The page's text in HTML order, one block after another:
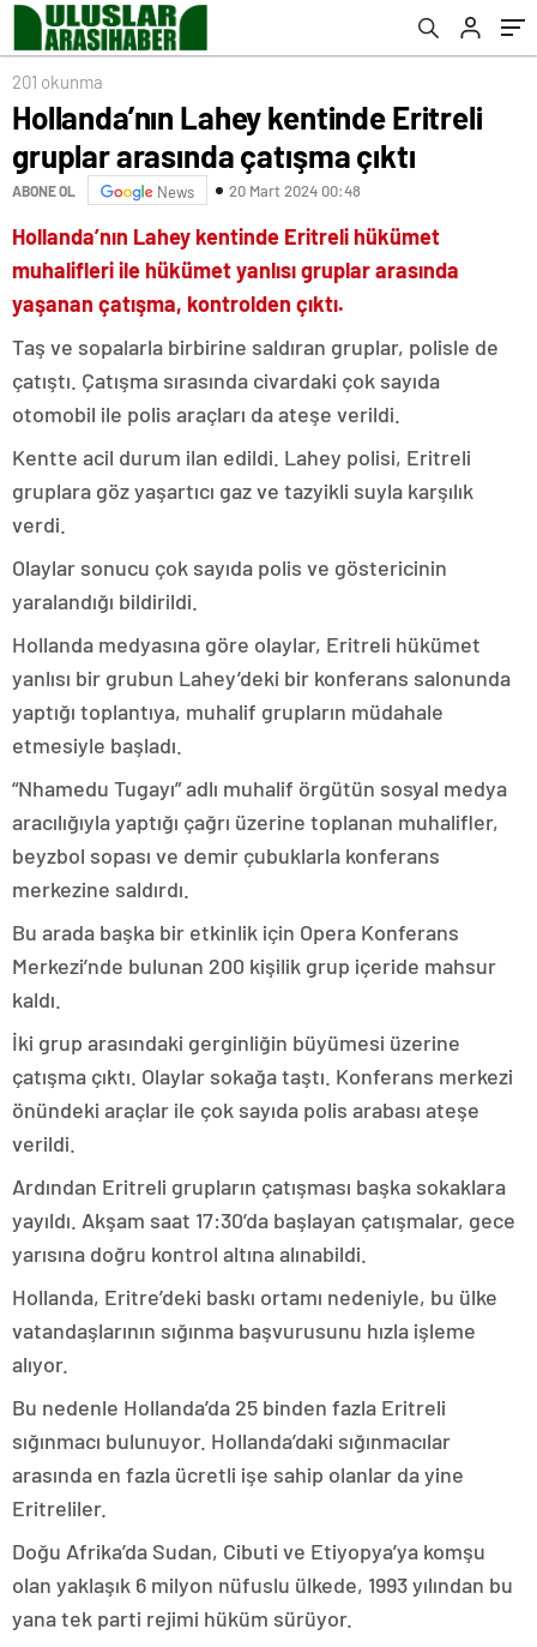
201 okunma
Hollanda’nın Lahey kentinde Eritreli
gruplar arasında çatışma çıktı
ABONE OL News 20 Mart 2024 00:48
Hollanda’nın Lahey kentinde Eritreli hükümet
muhalifleri ile hükümet yanlısı gruplar arasında
yaşanan çatışma, kontrolden çıktı.
Taş ve sopalarla birbirine saldıran gruplar, polisle de
çatıştı. Çatışma sırasında civardaki çok sayıda
otomobil ile polis araçları da ateşe verildi.
Kentte acil durum ilan edildi. Lahey polisi, Eritreli
gruplara göz yaşartıcı gaz ve tazyikli suyla karşılık
verdi.
Olaylar sonucu çok sayıda polis ve göstericinin
yaralandığı bildirildi.
Hollanda medyasına göre olaylar, Eritreli hükümet
yanlısı bir grubun Lahey’deki bir konferans salonunda
yaptığı toplantıya, muhalif grupların müdahale
etmesiyle başladı.
“Nhamedu Tugayı” adlı muhalif örgütün sosyal medya
aracılığıyla yaptığı çağrı üzerine toplanan muhalifler,
beyzbol sopası ve demir çubuklarla konferans
merkezine saldırdı.
Bu arada başka bir etkinlik için Opera Konferans
Merkezi’nde bulunan 200 kişilik grup içeride mahsur
kaldı.
İki grup arasındaki gerginliğin büyümesi üzerine
çatışma çıktı. Olaylar sokağa taştı. Konferans merkezi
önündeki araçlar ile çok sayıda polis arabası ateşe
verildi.
Ardından Eritreli grupların çatışması başka sokaklara
yayıldı. Akşam saat 17:30’da başlayan çatışmalar, gece
yarısına doğru kontrol altına alınabildi.
Hollanda, Eritre’deki baskı ortamı nedeniyle, bu ülke
vatandaşlarının sığınma başvurusunu hızla işleme
alıyor.
Bu nedenle Hollanda’da 25 binden fazla Eritreli
sığınmacı bulunuyor. Hollanda’daki sığınmacılar
arasında en fazla ücretli işe sahip olanlar da yine
Eritreliler.
Doğu Afrika’da Sudan, Cibuti ve Etiyopya’ya komşu
olan yaklaşık 6 milyon nüfuslu ülkede, 1993 yılından bu
yana tek parti rejimi hüküm sürüyor.